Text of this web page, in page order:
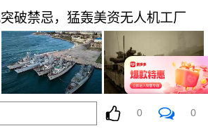
破禁忌，猛轰美资无人机工厂
8750 08-03
0 0